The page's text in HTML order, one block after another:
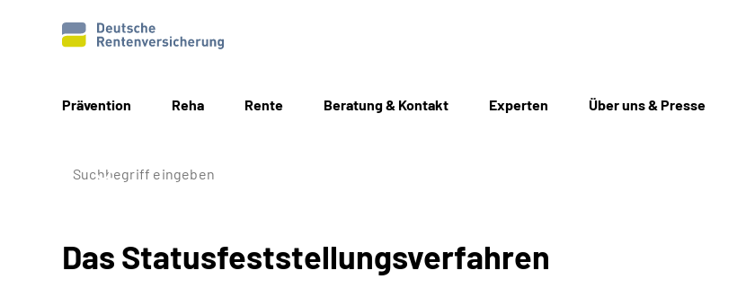
Prävention Reha Rente Beratung & Kontakt Experten Über uns & Presse
Das Statusfeststellungs­verfahren